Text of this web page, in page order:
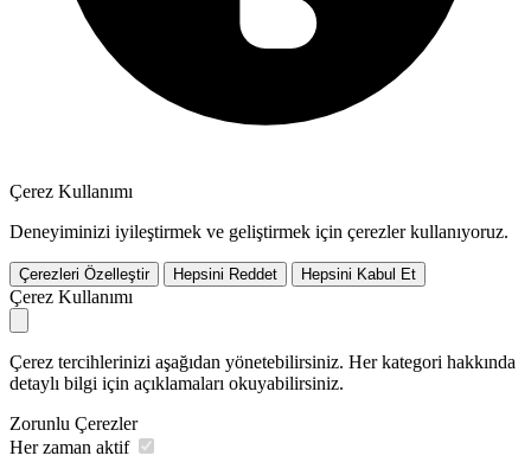
Çerez Kullanımı
Deneyiminizi iyileştirmek ve geliştirmek için çerezler kullanıyoruz.
Çerezleri Özelleştir Hepsini Reddet Hepsini Kabul Et
Çerez Kullanımı
Çerez tercihlerinizi aşağıdan yönetebilirsiniz. Her kategori hakkında
detaylı bilgi için açıklamaları okuyabilirsiniz.
Zorunlu Çerezler
Her zaman aktif